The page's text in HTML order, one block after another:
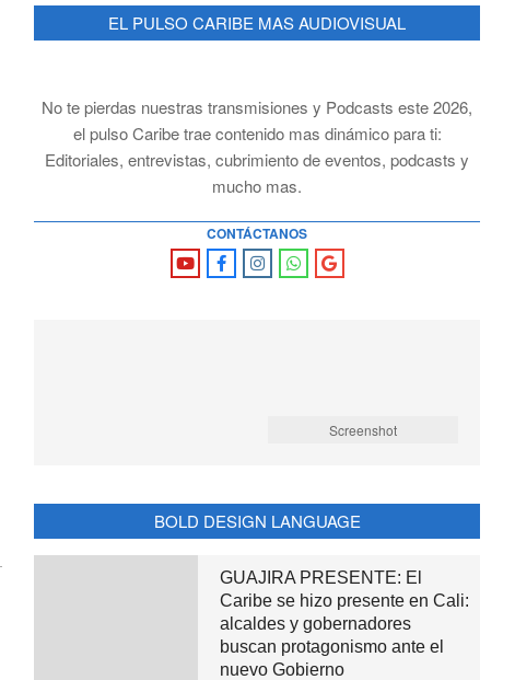
EL PULSO CARIBE MAS AUDIOVISUAL
No te pierdas nuestras transmisiones y Podcasts este 2026,
el pulso Caribe trae contenido mas dinámico para ti:
Editoriales, entrevistas, cubrimiento de eventos, podcasts y
mucho mas.
CONTÁCTANOS
Screenshot
BOLD DESIGN LANGUAGE
GUAJIRA PRESENTE: El
Caribe se hizo presente en Cali:
alcaldes y gobernadores
buscan protagonismo ante el
nuevo Gobierno